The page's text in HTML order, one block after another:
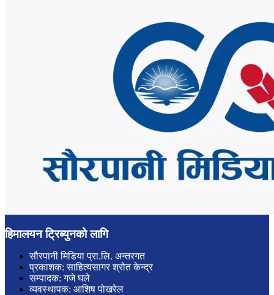
हिमालयन ट्रिब्युनको लागि
सौरपानी मिडिया प्रा.लि. अन्तरगत
प्रकाशक: साहित्यसागर श्रोत केन्द्र
सम्पादक: गजे घले
व्यवस्थापक: आशिष पोखरेल